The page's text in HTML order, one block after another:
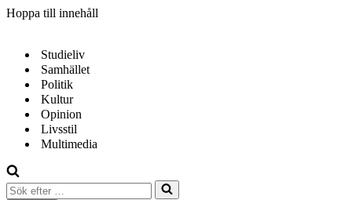
Hoppa till innehåll
Studieliv
Samhället
Politik
Kultur
Opinion
Livsstil
Multimedia
Sök